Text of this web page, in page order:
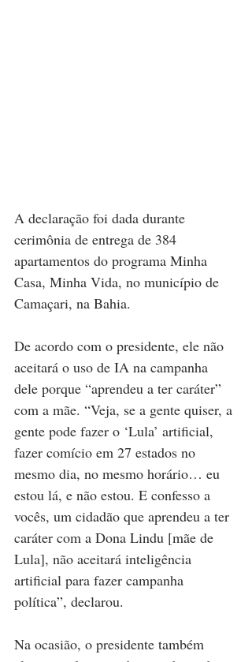
A declaração foi dada durante
cerimônia de entrega de 384
apartamentos do programa Minha
Casa, Minha Vida, no município de
Camaçari, na Bahia.
De acordo com o presidente, ele não
aceitará o uso de IA na campanha
dele porque “aprendeu a ter caráter”
com a mãe. “Veja, se a gente quiser, a
gente pode fazer o ‘Lula’ artificial,
fazer comício em 27 estados no
mesmo dia, no mesmo horário… eu
estou lá, e não estou. E confesso a
vocês, um cidadão que aprendeu a ter
caráter com a Dona Lindu [mãe de
Lula], não aceitará inteligência
artificial para fazer campanha
política”, declarou.
Na ocasião, o presidente também